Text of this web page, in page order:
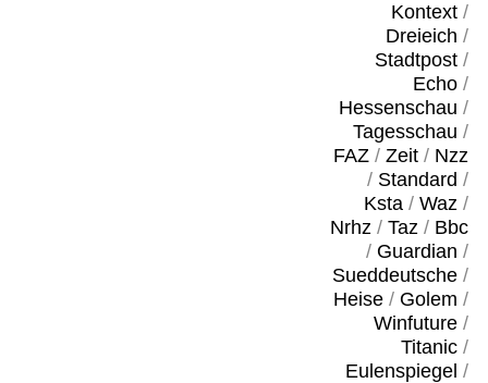
Kontext/
Dreieich /
Stadtpost/
Echo/
Hessenschau /
Tagesschau /
FAZ/ Zeit/ Nzz
/ Standard /
Ksta/ Waz/
Nrhz/ Taz/ Bbc
/ Guardian /
Sueddeutsche/
Heise/ Golem /
Winfuture/
Titanic/
Eulenspiegel /